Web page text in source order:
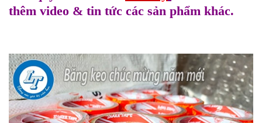
thêm video & tin tức các sản phẩm khác.